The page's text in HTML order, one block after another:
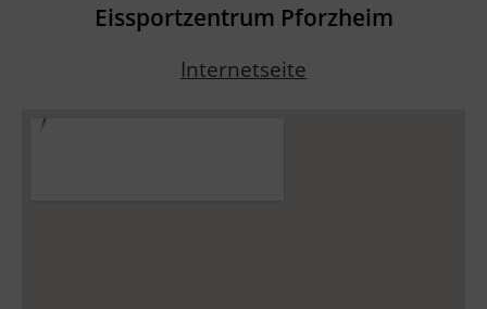
Eissportzentrum Pforzheim
Internetseite